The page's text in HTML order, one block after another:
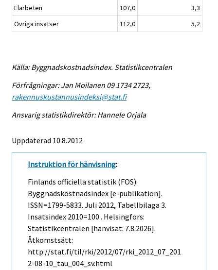
Elarbeten
107,0
3,3
Övriga insatser
112,0 5,2
Källa: Byggnadskostnadsindex. Statistikcentralen
Förfrågningar: Jan Moilanen 09 1734 2723,
rakennuskustannusindeksi@stat.fi
Ansvarig statistikdirektör: Hannele Orjala
Uppdaterad 10.8.2012
Instruktion för hänvisning:
Finlands officiella statistik (FOS):
Byggnadskostnadsindex [e-publikation].
ISSN=1799-5833. Juli 2012, Tabellbilaga 3.
Insatsindex 2010=100 . Helsingfors:
Statistikcentralen [hänvisat: 7.8.2026].
Åtkomstsätt:
http://stat.fi/til/rki/2012/07/rki_2012_07_201
2-08-10_tau_004_sv.html